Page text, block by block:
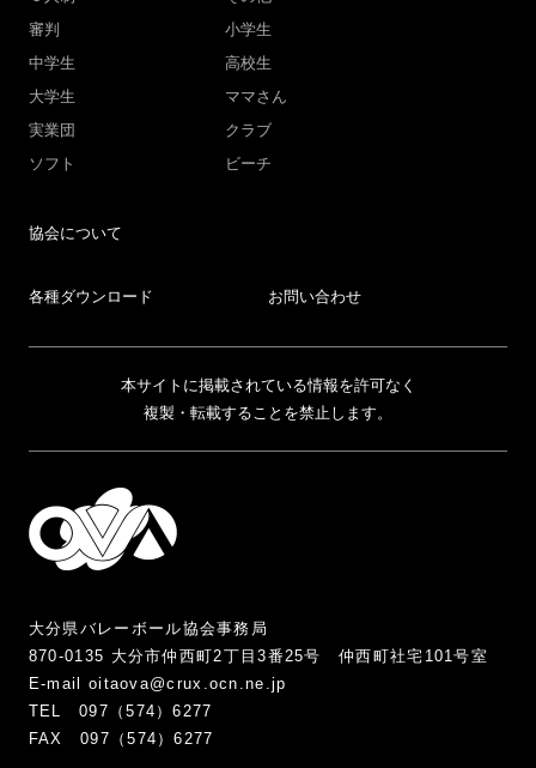
審判
小学生
中学生
高校生
大学生
ママさん
実業団
クラブ
ソフト
ビーチ
協会について
各種ダウンロード お問い合わせ
本サイトに掲載されている情報を許可なく
複製・転載することを禁止します。
大分県バレーボール協会事務局
870-0135 大分市仲西町2丁目3番25号 仲西町社宅101号室
E-mail oitaova@crux.ocn.ne.jp
TEL 097（574）6277
FAX 097（574）6277